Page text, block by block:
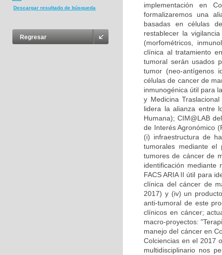
Descargar resultado de búsqueda
Regresar
implementación en
formalizaremos una
basadas en células
restablecer la
(morfométricos,
clínica al tratamiento
tumoral serán usados
tumor (neo-antígenos
células de cancer de
inmunogénica útil para
y Medicina
lidera la alianza entre
Humana); CIM@LAB
de Interés Agronómico
(i) infraestructura de
tumorales mediante el
tumores de cáncer de
identificación
FACS ARIA II útil para
clínica del cáncer de
2017) y (iv) un
anti-tumoral de este
clínicos en cáncer;
macro-proyectos:
manejo del cáncer en
Colciencias en el 2017
multidisciplinario nos